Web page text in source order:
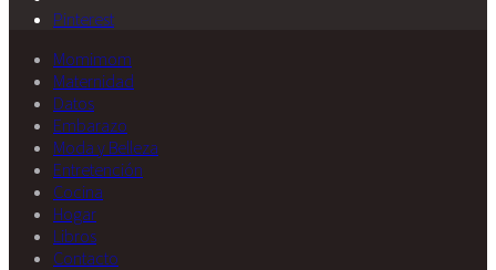
Pinterest
Momimom
Maternidad
Datos
Embarazo
Moda y Belleza
Entretención
Cocina
Hogar
Libros
Contacto